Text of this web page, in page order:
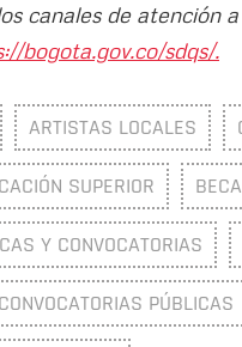
canales de atención
bogota.gov.co/sdqs/.
ARTISTAS LOCALES
SUPERIOR
Y CONVOCATORIAS
CONVOCATORIAS PÚBLICAS